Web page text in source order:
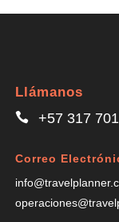
Llámanos
+57 317
Correo